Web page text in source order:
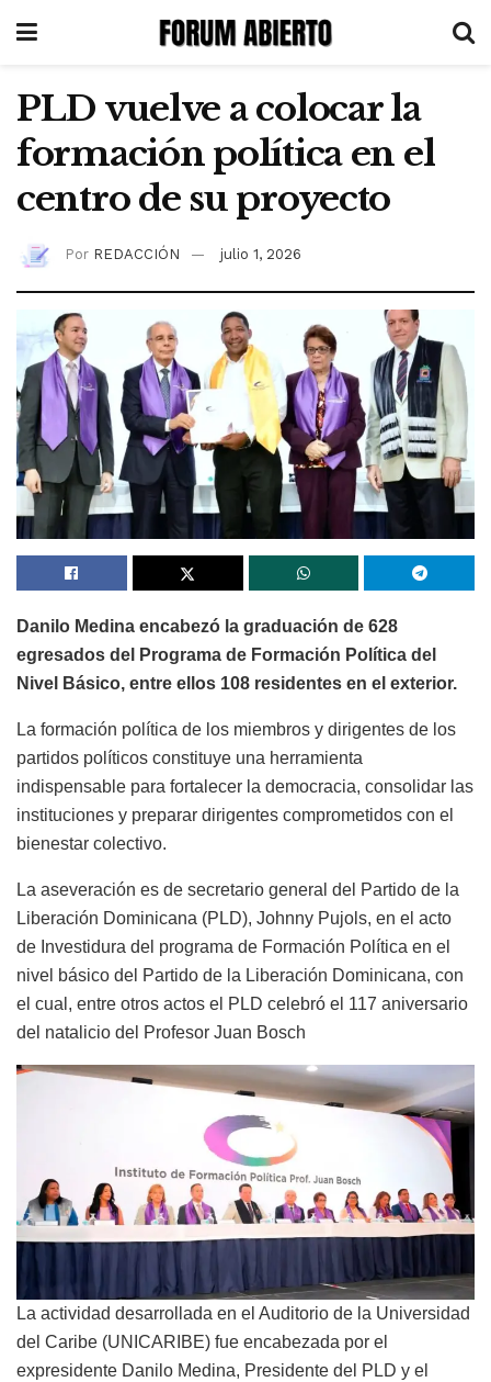
PLD vuelve a colocar la
formación política en el
centro de su proyecto
Por REDACCIÓN julio 1, 2026
Danilo Medina encabezó la graduación de 628
egresados del Programa de Formación Política del
Nivel Básico, entre ellos 108 residentes en el exterior.
La formación política de los miembros y dirigentes de los
partidos políticos constituye una herramienta
indispensable para fortalecer la democracia, consolidar las
instituciones y preparar dirigentes comprometidos con el
bienestar colectivo.
La aseveración es de secretario general del Partido de la
Liberación Dominicana (PLD), Johnny Pujols, en el acto
de Investidura del programa de Formación Política en el
nivel básico del Partido de la Liberación Dominicana, con
el cual, entre otros actos el PLD celebró el 117 aniversario
del natalicio del Profesor Juan Bosch
La actividad desarrollada en el Auditorio de la Universidad
del Caribe (UNICARIBE) fue encabezada por el
expresidente Danilo Medina, Presidente del PLD y el